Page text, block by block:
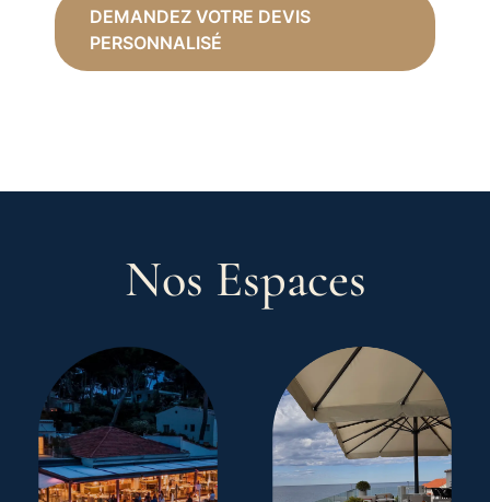
DEMANDEZ VOTRE DEVIS
PERSONNALISÉ
Nos Espaces